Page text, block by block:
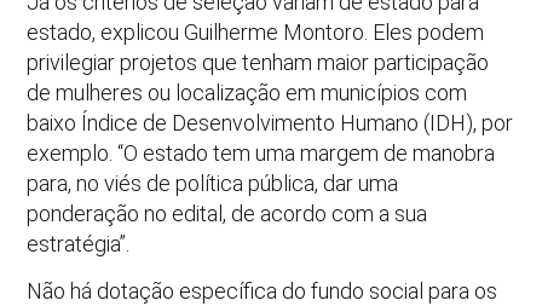
estado, explicou Guilherme Montoro. Eles podem
privilegiar projetos que tenham maior participação
de mulheres ou localização em municípios com
baixo Índice de Desenvolvimento Humano (IDH), por
exemplo. “O estado tem uma margem de manobra
para, no viés de política pública, dar uma
ponderação no edital, de acordo com a sua
estratégia”.
Não há dotação específica do fundo social para os